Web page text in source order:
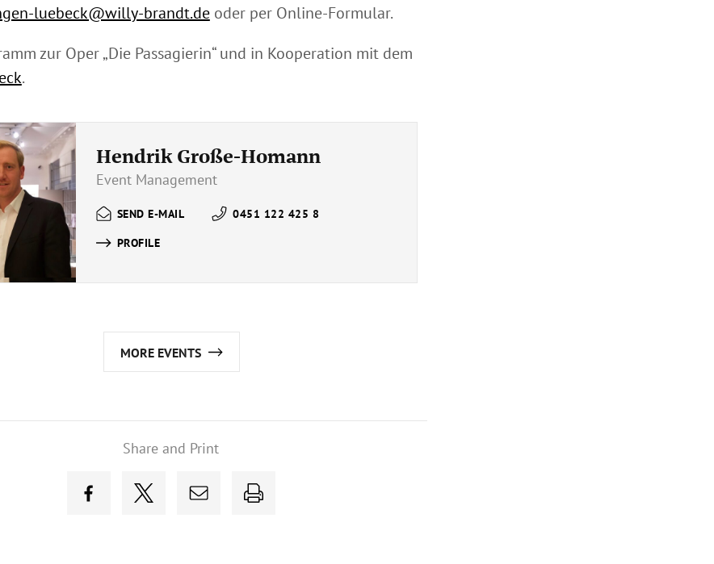
luebeck@willy-brandt.deoder per Online-Formular.
zur Oper „Die Passagierin“ und in Kooperation mit dem
.
Hendrik Große-Homann
Event Management
SEND E-MAIL
0451 122 425 8
PROFILE
MORE EVENTS
Share and Print